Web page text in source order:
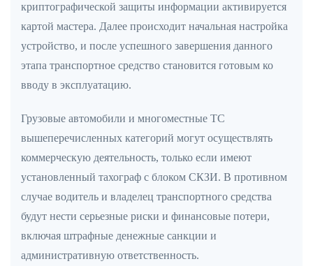
криптографической защиты информации активируется
картой мастера. Далее происходит начальная настройка
устройство, и после успешного завершения данного
этапа транспортное средство становится готовым ко
вводу в эксплуатацию.
Грузовые автомобили и многоместные ТС
вышеперечисленных категорий могут осуществлять
коммерческую деятельность, только если имеют
установленный тахограф с блоком СКЗИ. В противном
случае водитель и владелец транспортного средства
будут нести серьезные риски и финансовые потери,
включая штрафные денежные санкции и
административную ответственность.